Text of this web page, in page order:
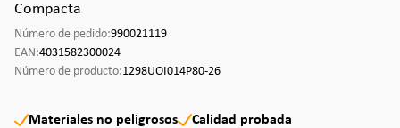
Compacta
Número de pedido:990021119
EAN:4031582300024
Número de producto:1298UOI014P80-26
Materiales no peligrosos
Calidad probada